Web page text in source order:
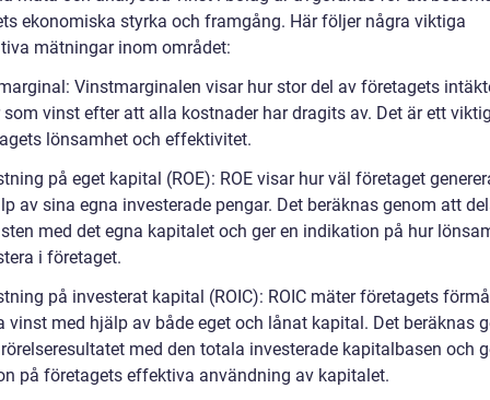
ekonomiska styrka och framgång. Här följer några viktiga
mätningar inom området:
Vinstmarginalen visar hur stor del av företagets
som vinst efter att alla kostnader har dragits av. Det är ett
lönsamhet och effektivitet.
på eget kapital (ROE): ROE visar hur väl företaget
av sina egna investerade pengar. Det beräknas genom att
med det egna kapitalet och ger en indikation på hur
i företaget.
på investerat kapital (ROIC): ROIC mäter företagets
vinst med hjälp av både eget och lånat kapital. Det beräknas
med den totala investerade kapitalbasen och
på företagets effektiva användning av kapitalet.